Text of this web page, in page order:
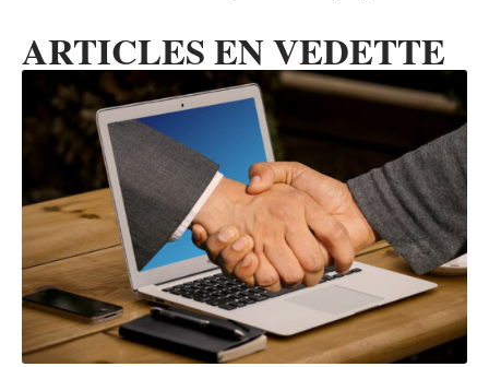
ARTICLES EN VEDETTE